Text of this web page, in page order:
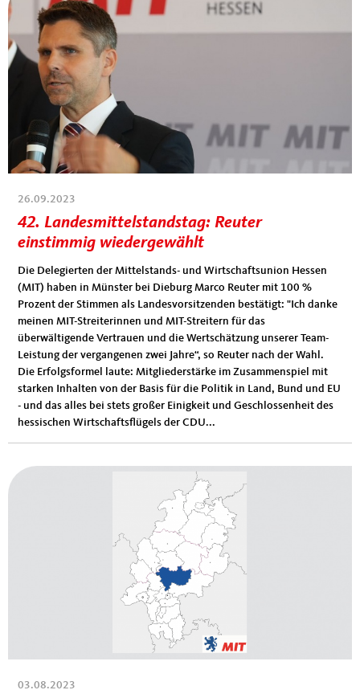
26.09.2023
42. Landesmittelstandstag: Reuter
einstimmig wiedergewählt
Die Delegierten der Mittelstands- und Wirtschaftsunion Hessen
(MIT) haben in Münster bei Dieburg Marco Reuter mit 100 %
Prozent der Stimmen als Landesvorsitzenden bestätigt: "Ich danke
meinen MIT-Streiterinnen und MIT-Streitern für das
überwältigende Vertrauen und die Wertschätzung unserer Team-
Leistung der vergangenen zwei Jahre“, so Reuter nach der Wahl.
Die Erfolgsformel laute: Mitgliederstärke im Zusammenspiel mit
starken Inhalten von der Basis für die Politik in Land, Bund und EU
- und das alles bei stets großer Einigkeit und Geschlossenheit des
hessischen Wirtschaftsflügels der CDU...
03.08.2023